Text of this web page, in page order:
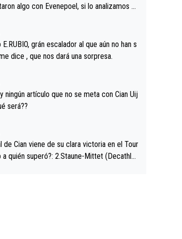
algo con Evenepoel, si lo analizamos P
está el saludo con Evenepoel dándose
muy fraternal, más allá de los típicos t
con que saludaba a Vingegard. Ahí hubo u
querer poner a Del Toro con calzador e
UAE y Pojacar se van complicar el tour.
grán escalador al que aún no han s
abido dirigir.Algo me dice , que nos dará una sorpresa.
artículo que no se meta con Cian Uij
será??
de Cian viene de su clara victoria en el Tour
quién superó?: 2.Staune-Mittet (Decathlo